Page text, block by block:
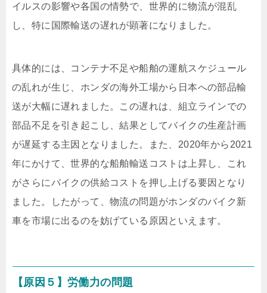
イルスの影響や各国の情勢で、世界的に物流が混乱
し、特に国際輸送の遅れが顕著になりました。
具体的には、コンテナ不足や船舶の運航スケジュール
の乱れが生じ、ホンダの海外工場から日本への部品輸
送が大幅に遅れました。この遅れは、組立ラインでの
部品不足を引き起こし、結果としてバイクの生産計画
が遅延する主因となりました。また、2020年から2021
年にかけて、世界的な船舶輸送コストは上昇し、これ
がさらにバイクの供給コストを押し上げる要因となり
ました。したがって、物流の問題がホンダのバイク新
車を市場に出るのを妨げている原因といえます。
【原因５】労働力の問題